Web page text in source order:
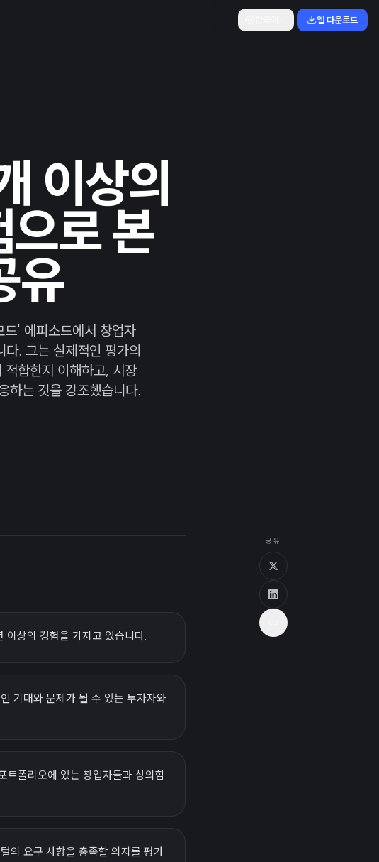
앱 다운로드
이상의
로 본
유
' 에피소드에서 창업자
. 그는 실제적인 평가의
합한지 이해하고, 시장
하는 것을 강조했습니다.
상의 경험을 가지고 있습니다.
기대와 문제가 될 수 있는 투자자와
트폴리오에 있는 창업자들과 상의함
의 요구 사항을 충족할 의지를 평가
공유